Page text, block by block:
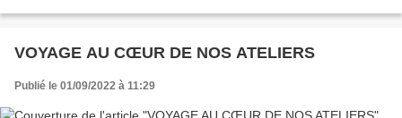
VOYAGE AU CŒUR DE NOS ATELIERS
Publié le 01/09/2022 à 11:29